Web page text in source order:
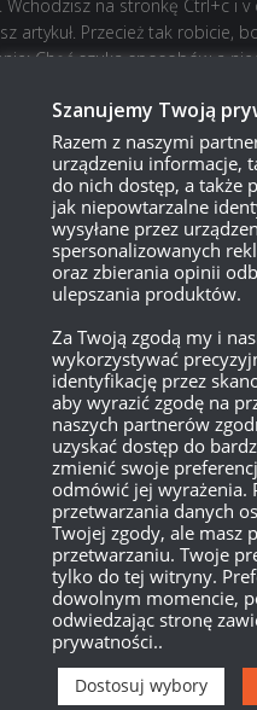
na stronkę Ctrl+c i
artykuł. Przecież tak robicie,
Chęć szuka sposobów a
robi…
18 kwietnia 2023 18:19
To że Ty nie robisz
wpisów na rykoszet to czemu
osób a z nowych redaktorów
Względem Dom1na – 3.
jest pewne, że zmieniany
18 kwietnia 2023 18:38
a nie siedzi na telefonie i
18:52, 18 kwietnia 2023
Szanujemy Twoją
Razem z naszymi
urządzeniu informacje,
do nich dostęp, a także
jak niepowtarzalne
wysyłane przez
spersonalizowanych
oraz zbierania opinii
ulepszania produktów.
Za Twoją zgodą my i
wykorzystywać
identyfikację przez
aby wyrazić zgodę na
naszych partnerów
uzyskać dostęp do
zmienić swoje
odmówić jej wyrażenia.
przetwarzania danych
Twojej zgody, ale masz
przetwarzaniu. Twoje
tylko do tej witryny.
dowolnym momencie,
odwiedzając stronę
prywatności..
Dostosuj wybory